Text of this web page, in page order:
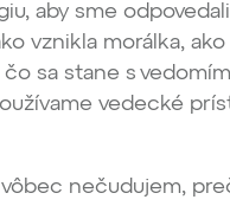
aby sme
vznikla morálka,
sa stane s
vedecké
nečudujem,